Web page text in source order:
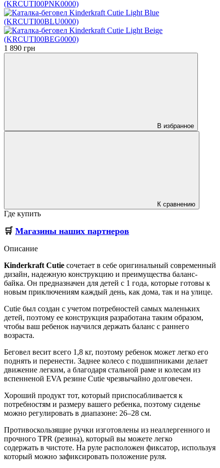
1 890 грн
В избранное
К сравнению
Где купить
🛒 Магазины наших партнеров
Описание
Kinderkraft Cutie сочетает в себе оригинальный современный
дизайн, надежную конструкцию и преимущества баланc-
байка. Он предназначен для детей с 1 года, которые готовы к
новым приключениям каждый день, как дома, так и на улице.
Cutie был создан с учетом потребностей самых маленьких
детей, поэтому ее конструкция разработана таким образом,
чтобы ваш ребенок научился держать баланс с раннего
возраста.
Беговел весит всего 1,8 кг, поэтому ребенок может легко его
поднять и перенести. Заднее колесо с подшипниками делает
движение легким, а благодаря стальной раме и колесам из
вспенненой EVA резине Cutie чрезвычайно долговечен.
Хороший продукт тот, который приспосабливается к
потребностям и размеру вашего ребенка, поэтому сиденье
можно регулировать в диапазоне: 26–28 см.
Противоскользящие ручки изготовлены из неаллергенного и
прочного TPR (резина), который вы можете легко
содержать в чистоте. На руле расположен фиксатор, используя
который можно зафиксировать положение руля.